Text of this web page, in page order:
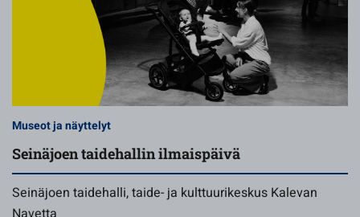
Museot ja näyttelyt
Seinäjoen taidehallin ilmaispäivä
Seinäjoen taidehalli, taide- ja kulttuurikeskus Kalevan